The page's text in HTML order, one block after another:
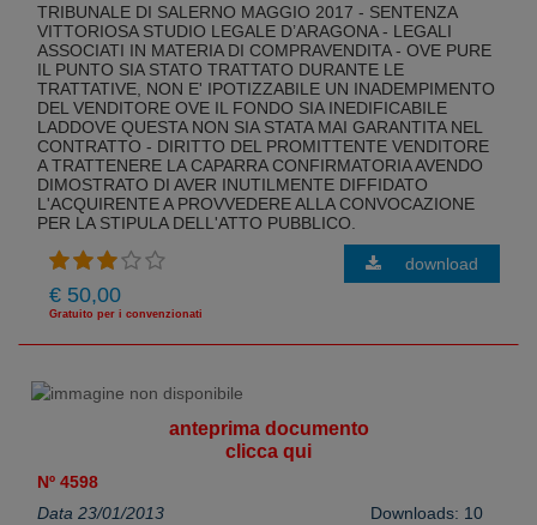
TRIBUNALE DI SALERNO MAGGIO 2017 - SENTENZA
VITTORIOSA STUDIO LEGALE D’ARAGONA - LEGALI
ASSOCIATI IN MATERIA DI COMPRAVENDITA - OVE PURE
IL PUNTO SIA STATO TRATTATO DURANTE LE
TRATTATIVE, NON E' IPOTIZZABILE UN INADEMPIMENTO
DEL VENDITORE OVE IL FONDO SIA INEDIFICABILE
LADDOVE QUESTA NON SIA STATA MAI GARANTITA NEL
CONTRATTO - DIRITTO DEL PROMITTENTE VENDITORE
A TRATTENERE LA CAPARRA CONFIRMATORIA AVENDO
DIMOSTRATO DI AVER INUTILMENTE DIFFIDATO
L'ACQUIRENTE A PROVVEDERE ALLA CONVOCAZIONE
PER LA STIPULA DELL'ATTO PUBBLICO.
€ 50,00
Gratuito per i convenzionati
download
anteprima documento
clicca qui
Nº 4598
Data 23/01/2013
Downloads: 10